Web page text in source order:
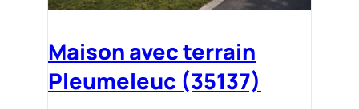
Maison avec terrain
Pleumeleuc (35137)